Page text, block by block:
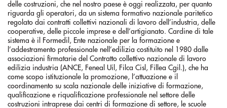
delle costruzioni, che nel nostro paese è oggi realizzata, per quanto
riguarda gli operatori, da un sistema formativo nazionale paritetico
regolato dai contratti collettivi nazionali di lavoro dell’industria, delle
cooperative, delle piccole imprese e dell’artigianato. Cardine di tale
sistema è il Formedil, Ente nazionale per la formazione e
l’addestramento professionale nell’edilizia costituito nel 1980 dalle
associazioni firmatarie del Contratto collettivo nazionale di lavoro
edilizia industria (ANCE, Feneal Uil, Filca Cisl, Fillea Cgil.), che ha
come scopo istituzionale la promozione, l’attuazione e il
coordinamento su scala nazionale delle iniziative di formazione,
qualificazione e riqualificazione professionale nel settore delle
costruzioni intraprese dai centri di formazione di settore, le scuole